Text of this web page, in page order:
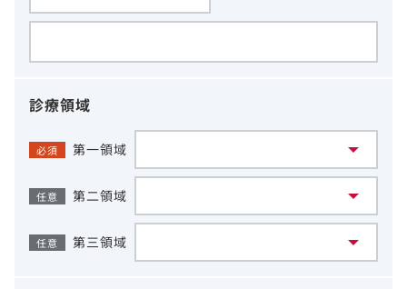
診療領域
必須 第一領域
任意 第二領域
任意 第三領域